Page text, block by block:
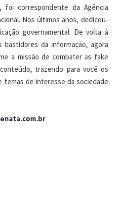
foi correspondente da Agência
Nos últimos anos, dedicou-
governamental. De volta à
da informação, agora
a missão de combater as fake
trazendo para você os
temas de interesse da sociedade